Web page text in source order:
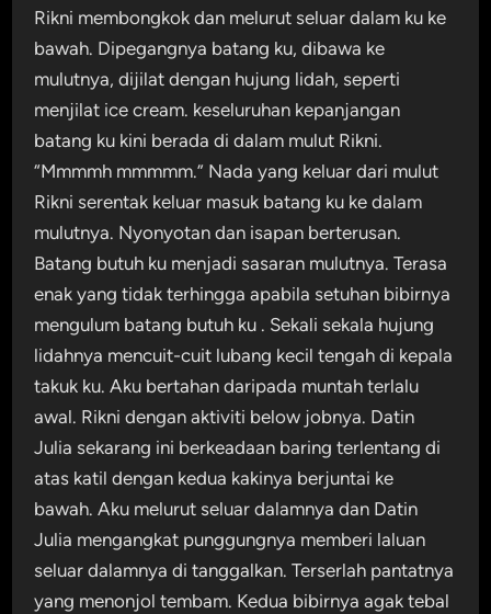
Rikni membongkok dan melurut seluar dalam ku ke
bawah. Dipegangnya batang ku, dibawa ke
mulutnya, dijilat dengan hujung lidah, seperti
menjilat ice cream. keseluruhan kepanjangan
batang ku kini berada di dalam mulut Rikni.
“Mmmmh mmmmm.” Nada yang keluar dari mulut
Rikni serentak keluar masuk batang ku ke dalam
mulutnya. Nyonyotan dan isapan berterusan.
Batang butuh ku menjadi sasaran mulutnya. Terasa
enak yang tidak terhingga apabila setuhan bibirnya
mengulum batang butuh ku . Sekali sekala hujung
lidahnya mencuit-cuit lubang kecil tengah di kepala
takuk ku. Aku bertahan daripada muntah terlalu
awal. Rikni dengan aktiviti below jobnya. Datin
Julia sekarang ini berkeadaan baring terlentang di
atas katil dengan kedua kakinya berjuntai ke
bawah. Aku melurut seluar dalamnya dan Datin
Julia mengangkat punggungnya memberi laluan
seluar dalamnya di tanggalkan. Terserlah pantatnya
yang menonjol tembam. Kedua bibirnya agak tebal